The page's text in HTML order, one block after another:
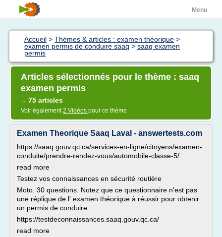
Menu
Accueil > Thèmes & articles : examen théorique >
examen permis de conduire saaq > saaq examen
permis
Articles sélectionnés pour le thème : saaq
examen permis
→ 75 articles
Voir également2 Vidéos pour ce thème
Examen Theorique Saaq Laval - answertests.com
https://saaq.gouv.qc.ca/services-en-ligne/citoyens/examen-
conduite/prendre-rendez-vous/automobile-classe-5/
read more
Testez vos connaissances en sécurité routière
Moto. 30 questions. Notez que ce questionnaire n'est pas
une réplique de l' examen théorique à réussir pour obtenir
un permis de conduire.
https://testdeconnaissances.saaq.gouv.qc.ca/
read more